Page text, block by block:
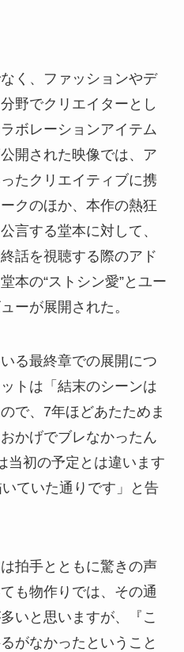
く、ファッションやデ
野でクリエイターとし
ボレーションアイテム
開された映像では、ア
たクリエイティブに携
クのほか、本作の熱狂
言する堂本に対して、
話を視聴する際のアド
本の“ストシン愛”とユー
ーが展開された。
る最終章での展開につ
トは「結末のシーンは
で、7年ほどあたためま
かげでブレなかったん
当初の予定とは違います
ていた通りです」と告
拍手とともに驚きの声
も物作りでは、その通
いと思いますが、『こ
がなかったということ